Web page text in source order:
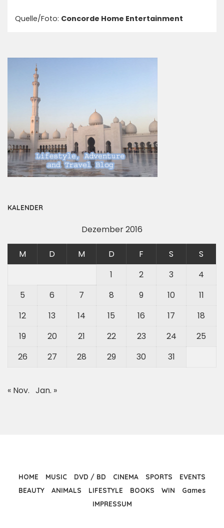
Quelle/Foto: Concorde Home Entertainment
KALENDER
Dezember 2016
M D M D F S
S
1
2 3
4
5
6 7 8 9 10
11
12
13 14 15 16 17
18
19
20 21 22 23 24
25
26
27 28 29 30 31
« Nov. Jan. »
HOME MUSIC DVD / BD CINEMA SPORTS
EVENTS
BEAUTY
ANIMALS LIFESTYLE BOOKS WIN
Games
IMPRESSUM